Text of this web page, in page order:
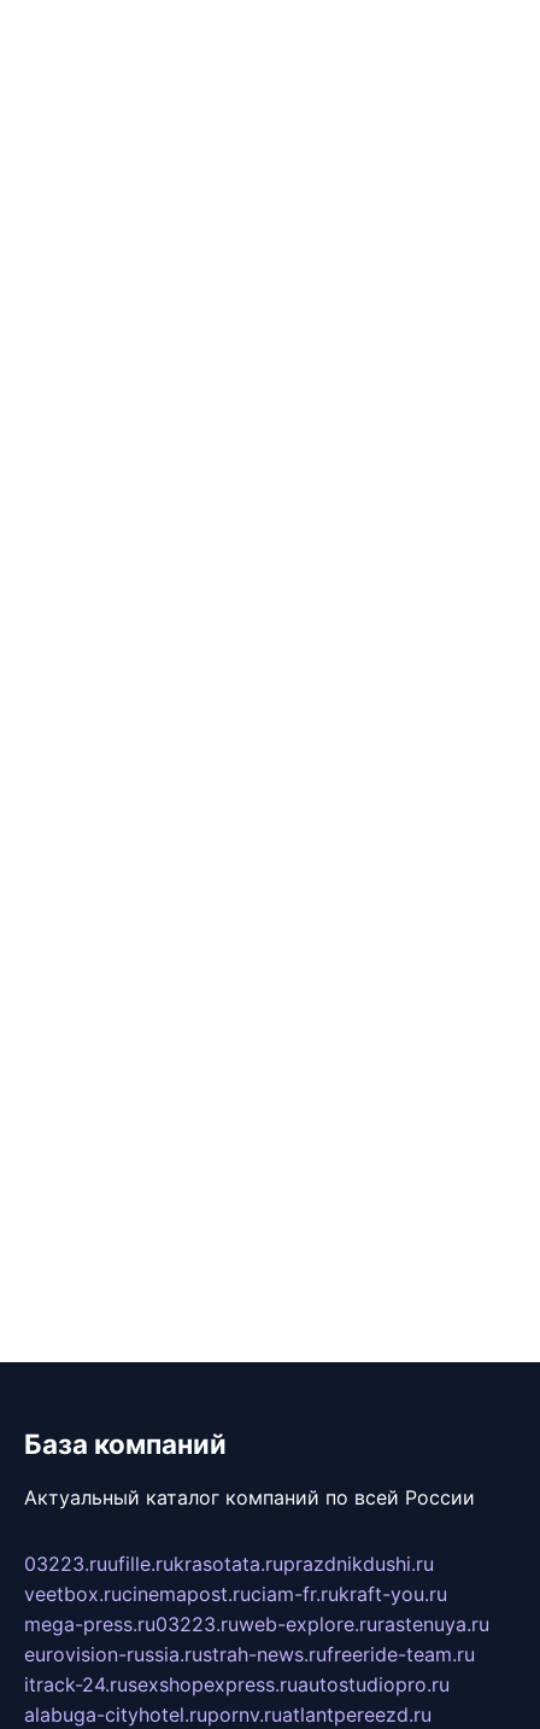
База компаний
Актуальный каталог компаний по всей России
03223.ruufille.rukrasotata.ruprazdnikdushi.ru
veetbox.rucinemapost.ruciam-fr.rukraft-you.ru
mega-press.ru03223.ruweb-explore.rurastenuya.ru
eurovision-russia.rustrah-news.rufreeride-team.ru
itrack-24.rusexshopexpress.ruautostudiopro.ru
alabuga-cityhotel.rupornv.ruatlantpereezd.ru